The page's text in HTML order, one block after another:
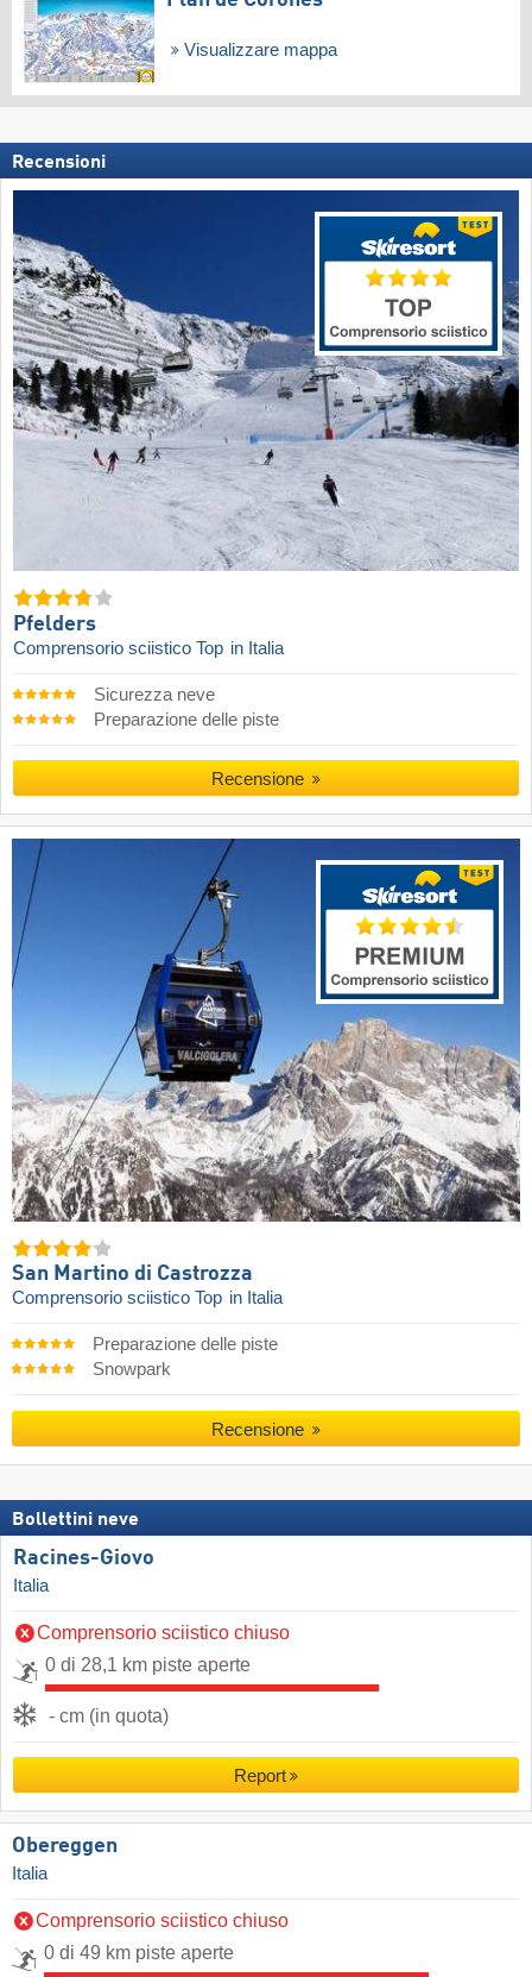
Visualizzare mappa
Recensioni
Pfelders
Comprensorio sciistico Top in Italia
Sicurezza neve
Preparazione delle piste
Recensione
San Martino di Castrozza
Comprensorio sciistico Top in Italia
Preparazione delle piste
Snowpark
Recensione
Bollettini neve
Racines-Giovo
Italia
Comprensorio sciistico chiuso
0 di 28,1 km piste aperte
- cm (in quota)
Report
Obereggen
Italia
Comprensorio sciistico chiuso
0 di 49 km piste aperte